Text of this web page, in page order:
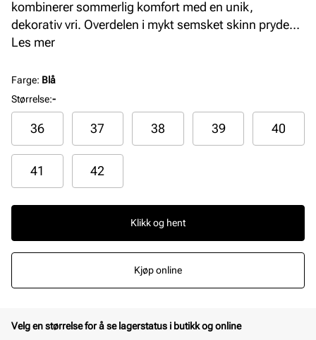
kombinerer sommerlig komfort med en unik,
dekorativ vri. Overdelen i mykt semsket skinn prydes
av en sirkel av små perler som gir et eksklusivt og
etter foten, mens den lette, profilerte yttersålen gir
godt grep og behagelig demping.
Les mer
Farge: Blå
Størrelse:-
36 37 38 39 40
41 42
Klikk og hent
Kjøp online
Velg en størrelse for å se lagerstatus i butikk og online